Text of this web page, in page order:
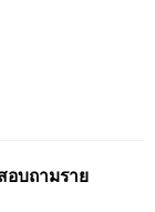
บถามราย